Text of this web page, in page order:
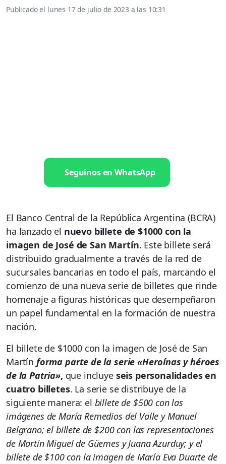
Publicado el lunes 17 de julio de 2023 a las 10:31
Seguinos en WhatsApp
El Banco Central de la República Argentina (BCRA)
ha lanzado el nuevo billete de $1000 con la
imagen de José de San Martín. Este billete será
distribuido gradualmente a través de la red de
sucursales bancarias en todo el país, marcando el
comienzo de una nueva serie de billetes que rinde
homenaje a figuras históricas que desempeñaron
un papel fundamental en la formación de nuestra
nación.
El billete de $1000 con la imagen de José de San
Martín forma parte de la serie «Heroínas y héroes
de la Patria», que incluyeseis personalidades en
cuatro billetes. La serie se distribuye de la
siguiente manera: el billete de $500 con las
imágenes de María Remedios del Valle y Manuel
Belgrano; el billete de $200 con las representaciones
de Martín Miguel de Güemes y Juana Azurduy; y el
billete de $100 con la imagen de María Eva Duarte de